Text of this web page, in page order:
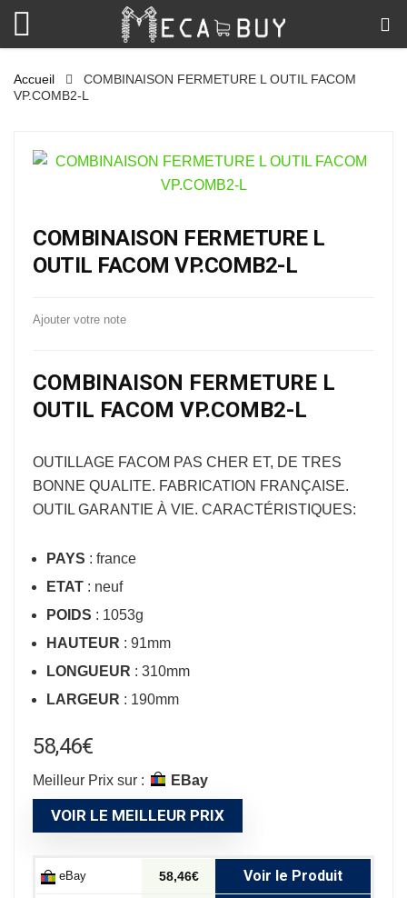
Accueil
COMBINAISON FERMETURE L OUTIL FACOM
VP.COMB2-L
COMBINAISON FERMETURE L
OUTIL FACOM VP.COMB2-L
Ajouter votre note
COMBINAISON FERMETURE L
OUTIL FACOM VP.COMB2-L
OUTILLAGE FACOM PAS CHER ET, DE TRES
BONNE QUALITE. FABRICATION FRANÇAISE.
OUTIL GARANTIE À VIE. CARACTÉRISTIQUES:
PAYS : france
ETAT : neuf
POIDS : 1053g
HAUTEUR : 91mm
LONGUEUR : 310mm
LARGEUR : 190mm
58,46€
Meilleur Prix sur : eBay
VOIR LE MEILLEUR PRIX
eBay 58,46€ Voir le Produit